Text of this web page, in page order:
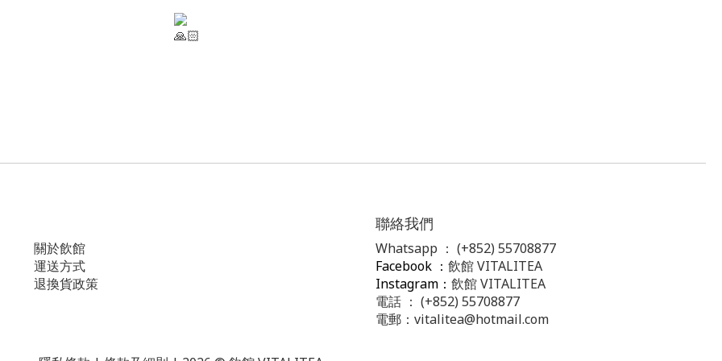
關於飲館
運送方式
退換貨政策
聯絡我們
Whatsapp ： (+852) 55708877
Facebook ： 飲館 VITALITEA
Instagram： 飲館 VITALITEA
電話 ： (+852) 55708877
電郵： vitalitea@hotmail.com